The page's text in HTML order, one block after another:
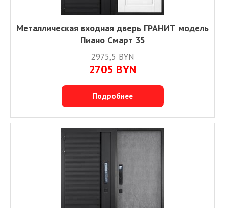
Металлическая входная дверь ГРАНИТ модель
Пиано Смарт 35
2975,5 BYN
2705 BYN
Подробнее